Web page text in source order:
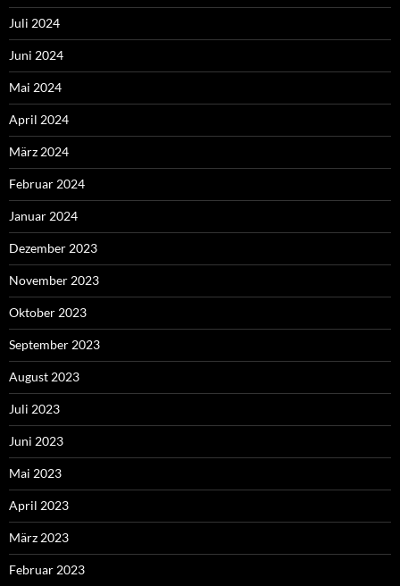
Juli 2024
Juni 2024
Mai 2024
April 2024
März 2024
Februar 2024
Januar 2024
Dezember 2023
November 2023
Oktober 2023
September 2023
August 2023
Juli 2023
Juni 2023
Mai 2023
April 2023
März 2023
Februar 2023